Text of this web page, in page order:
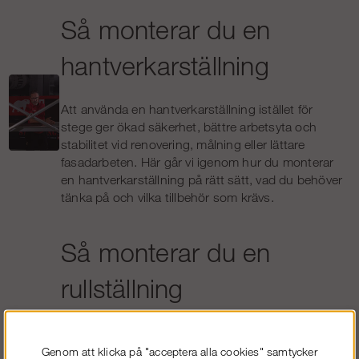
Så monterar du en
hantverkarställning
Att använda en hantverkarställning istället för
stege ger ökad säkerhet, bättre arbetsyta och
stabilitet vid renovering, målning eller lättare
fasadarbeten. Här går vi igenom hur du monterar
en hantverkarställning på rätt sätt, vad du behöver
tänka på och vilka tillbehör som krävs.
Så monterar du en
rullställning
fastighetsskötsel och installationsarbeten tack
Genom att klicka på "acceptera alla cookies" samtycker